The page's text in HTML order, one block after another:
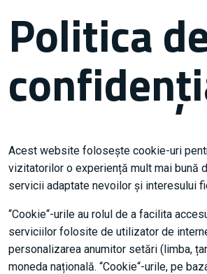
Politica
Acest website folosește cookie-uri
vizitatorilor o experiență mult mai bună
servicii adaptate nevoilor și interesului
“Cookie“-urile au rolul de a facilita
serviciilor folosite de utilizator de
personalizarea anumitor setări (limba,
moneda națională. “Cookie“-urile, pe